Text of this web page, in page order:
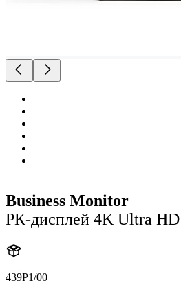
Business Monitor
РК-дисплей 4K Ultra
439P1/00